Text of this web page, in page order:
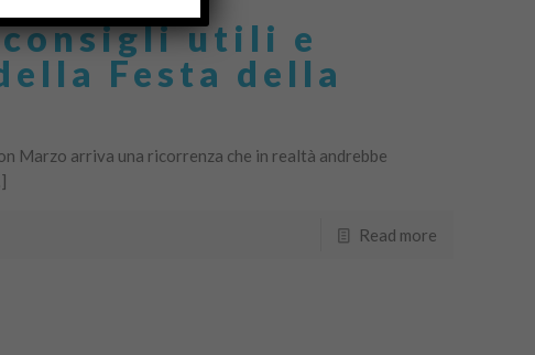
consigli utili e
Festa della
Marzo arriva una ricorrenza che in realtà andrebbe
Read more